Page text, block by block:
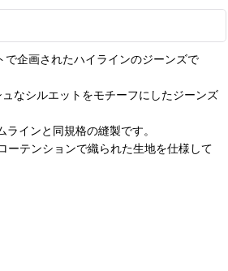
企画されたハイラインのジーンズで
なシルエットをモチーフにしたジーンズ
インと同規格の縫製です。
ーテンションで織られた生地を仕様して